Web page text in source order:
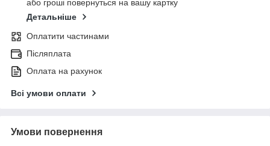
або гроші повернуться на вашу картку
Детальніше
Оплатити частинами
Післяплата
Оплата на рахунок
Всі умови оплати
Умови повернення